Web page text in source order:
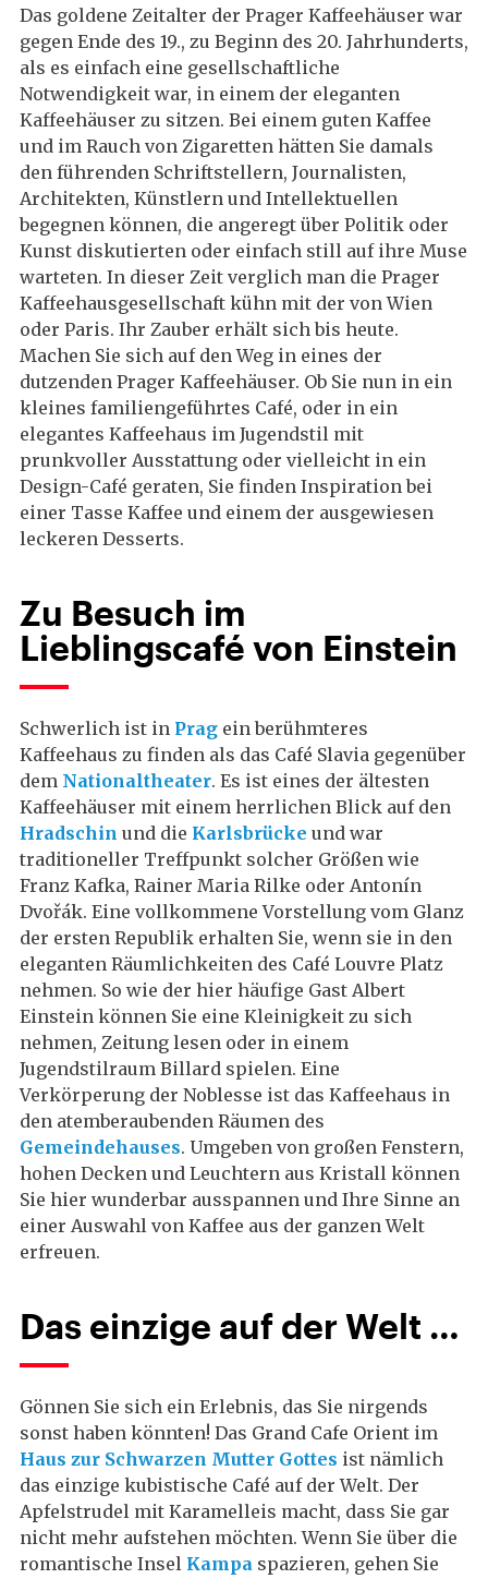
Das goldene Zeitalter der Prager Kaffeehäuser war
gegen Ende des 19., zu Beginn des 20. Jahrhunderts,
als es einfach eine gesellschaftliche
Notwendigkeit war, in einem der eleganten
Kaffeehäuser zu sitzen. Bei einem guten Kaffee
und im Rauch von Zigaretten hätten Sie damals
den führenden Schriftstellern, Journalisten,
Architekten, Künstlern und Intellektuellen
begegnen können, die angeregt über Politik oder
Kunst diskutierten oder einfach still auf ihre Muse
warteten. In dieser Zeit verglich man die Prager
Kaffeehausgesellschaft kühn mit der von Wien
oder Paris. Ihr Zauber erhält sich bis heute.
Machen Sie sich auf den Weg in eines der
dutzenden Prager Kaffeehäuser. Ob Sie nun in ein
kleines familiengeführtes Café, oder in ein
elegantes Kaffeehaus im Jugendstil mit
prunkvoller Ausstattung oder vielleicht in ein
Design-Café geraten, Sie finden Inspiration bei
einer Tasse Kaffee und einem der ausgewiesen
leckeren Desserts.
Zu Besuch im
Lieblingscafé von Einstein
Schwerlich ist in Prag ein berühmteres
Kaffeehaus zu finden als das Café Slavia gegenüber
dem Nationaltheater. Es ist eines der ältesten
Kaffeehäuser mit einem herrlichen Blick auf den
Hradschin und die Karlsbrücke und war
traditioneller Treffpunkt solcher Größen wie
Franz Kafka, Rainer Maria Rilke oder Antonín
Dvořák. Eine vollkommene Vorstellung vom Glanz
der ersten Republik erhalten Sie, wenn sie in den
eleganten Räumlichkeiten des Café Louvre Platz
nehmen. So wie der hier häufige Gast Albert
Einstein können Sie eine Kleinigkeit zu sich
nehmen, Zeitung lesen oder in einem
Jugendstilraum Billard spielen. Eine
Verkörperung der Noblesse ist das Kaffeehaus in
den atemberaubenden Räumen des
Gemeindehauses. Umgeben von großen Fenstern,
hohen Decken und Leuchtern aus Kristall können
Sie hier wunderbar ausspannen und Ihre Sinne an
einer Auswahl von Kaffee aus der ganzen Welt
erfreuen.
Das einzige auf der Welt …
Gönnen Sie sich ein Erlebnis, das Sie nirgends
sonst haben könnten! Das Grand Cafe Orient im
Haus zur Schwarzen Mutter Gottes ist nämlich
das einzige kubistische Café auf der Welt. Der
Apfelstrudel mit Karamelleis macht, dass Sie gar
nicht mehr aufstehen möchten. Wenn Sie über die
romantische Insel Kampa spazieren, gehen Sie